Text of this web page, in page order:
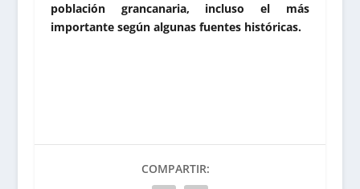
población grancanaria, incluso el más
importante según algunas fuentes históricas.
COMPARTIR: